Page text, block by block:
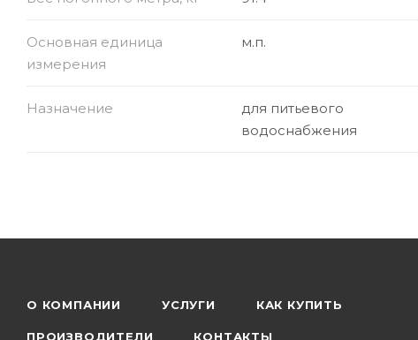
Основная единица
измерения
м.п.
Назначение
для питьевого
водоснабжения
О КОМПАНИИ УСЛУГИ КАК КУПИТЬ
ПРОИЗВОДИТЕЛИ КОНТАКТЫ